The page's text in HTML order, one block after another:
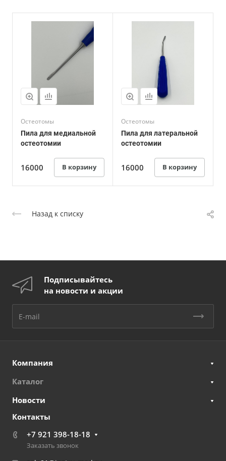
Остеотомы
Пила для медиальной
остеотомии
16000 В корзину
Остеотомы
Пила для латеральной
остеотомии
16000 В корзину
Назад к списку
Подписывайтесь
на новости и акции
Компания
Каталог
Новости
Контакты
+7 921 398-18-18
Заказать звонок